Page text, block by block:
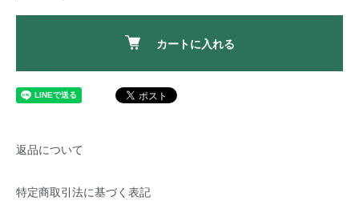
カートに入れる
返品について
特定商取引法に基づく表記